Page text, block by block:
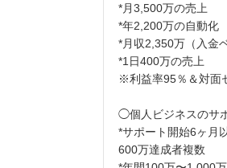
*月3,500万の売上
*年2,200万の自動化
*月収2,350万（入金
*1日400万の売上
※利益率95％＆対面
◯個人ビジネスのサ
*サポート開始6ヶ月
600万達成者複数